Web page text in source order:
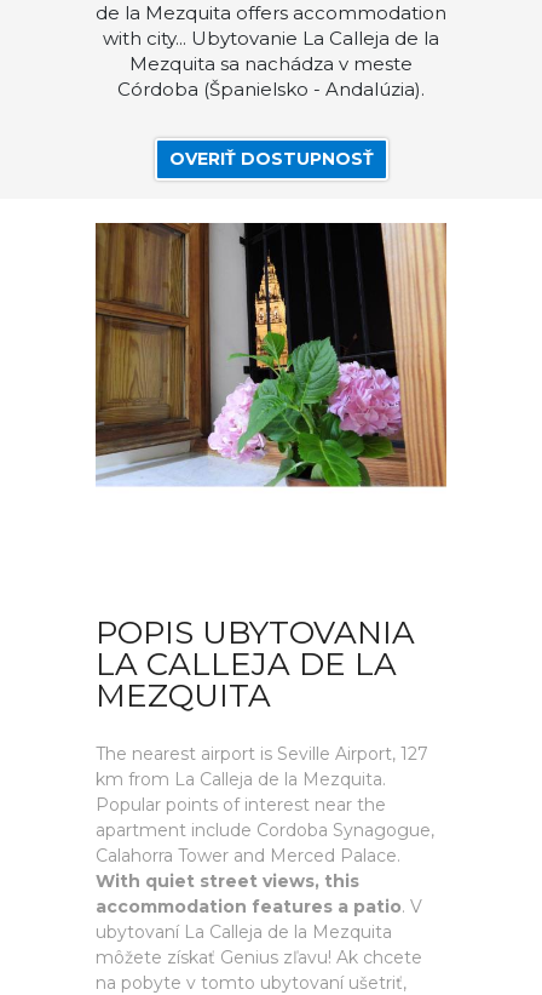
de la Mezquita offers accommodation
with city... Ubytovanie La Calleja de la
Mezquita sa nachádza v meste
Córdoba (Španielsko - Andalúzia).
OVERIŤ DOSTUPNOSŤ
POPIS UBYTOVANIA
LA CALLEJA DE LA
MEZQUITA
The nearest airport is Seville Airport, 127
km from La Calleja de la Mezquita.
Popular points of interest near the
apartment include Cordoba Synagogue,
Calahorra Tower and Merced Palace.
With quiet street views, this
accommodation features a patio. V
ubytovaní La Calleja de la Mezquita
môžete získať Genius zľavu! Ak chcete
na pobyte v tomto ubytovaní ušetriť,